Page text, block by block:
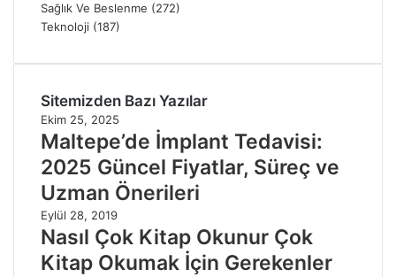
Sağlık Ve Beslenme (272)
Teknoloji (187)
Sitemizden Bazı Yazılar
Ekim 25, 2025
Maltepe’de İmplant Tedavisi:
2025 Güncel Fiyatlar, Süreç ve
Uzman Önerileri
Eylül 28, 2019
Nasıl Çok Kitap Okunur Çok
Kitap Okumak İçin Gerekenler